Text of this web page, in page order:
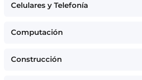
Celulares y Telefonía
Computación
Construcción